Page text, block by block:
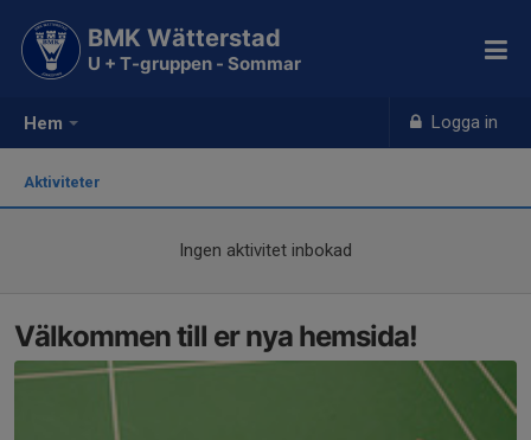
Hem Logga in
BMK Wätterstad
U + T-gruppen - Sommar
Aktiviteter
Ingen aktivitet inbokad
Välkommen till er nya hemsida!